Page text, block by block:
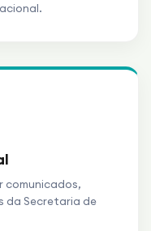
comunicados,
da Secretaria de